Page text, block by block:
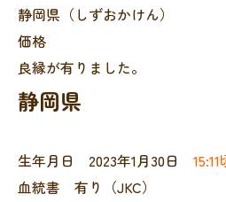
静岡県（しずおかけん）
価格
良縁が有りました。
静岡県
生年月日 2023年1月30日 15:11
血統書 有り（JKC）